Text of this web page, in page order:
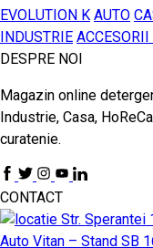
EVOLUTION K AUTO
INDUSTRIE ACCESORII
DESPRE NOI
Magazin online
Industrie, Casa,
curatenie.
CONTACT
Str. Sperantei
Auto Vitan – Stand SB